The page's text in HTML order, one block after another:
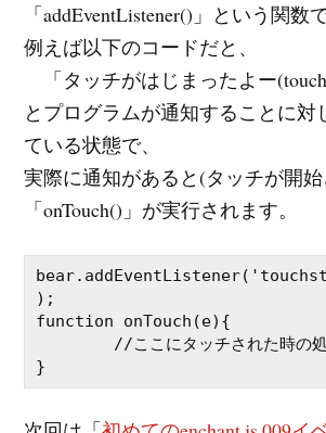
「addEventListener()」という関数で
例えば以下のコードだと、
「タッチがはじまったよー
とプログラムが通知することに対
ている状態で、
実際に通知があると(タッチが開
「onTouch()」が実行されます。
);
function onTouch(e){